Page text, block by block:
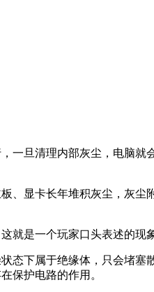
旦清理内部灰尘，电脑
显卡长年堆积灰尘，灰尘
就是一个玩家口头表述的现象
下属于绝缘体，只会堵
保护电路的作用。